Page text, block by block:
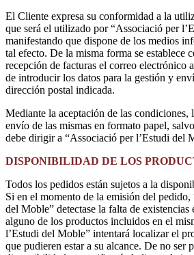
El Cliente expresa su conformidad a la
que será el utilizado por “Associació per
manifestando que dispone de los medios
tal efecto. De la misma forma se establece
recepción de facturas el correo electrónico
de introducir los datos para la gestión y
dirección postal indicada.
Mediante la aceptación de las condiciones,
envío de las mismas en formato papel,
debe dirigir a “Associació per l’Estudi del
DISPONIBILIDAD DE LOS
Todos los pedidos están sujetos a la
Si en el momento de la emisión del
del Moble” detectase la falta de existencias
alguno de los productos incluidos en el
l’Estudi del Moble” intentará localizar el
que pudieren estar a su alcance. De no ser